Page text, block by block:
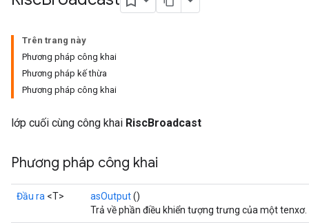
Trên trang này
Phương pháp công khai
Phương pháp kế thừa
Phương pháp công khai
lớp cuối cùng công khai RiscBroadcast
Phương pháp công khai
Đầu ra <T> asOutput()
Trả về phần điều khiển tượng trưng của một tenxơ.